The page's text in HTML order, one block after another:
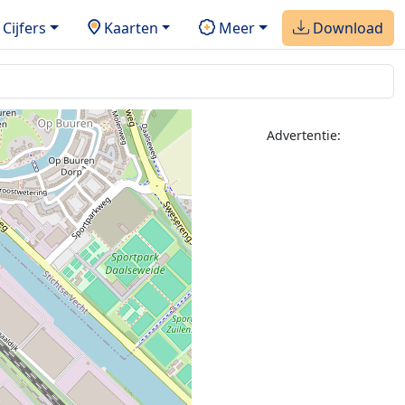
Cijfers Kaarten Meer Download
Advertentie: